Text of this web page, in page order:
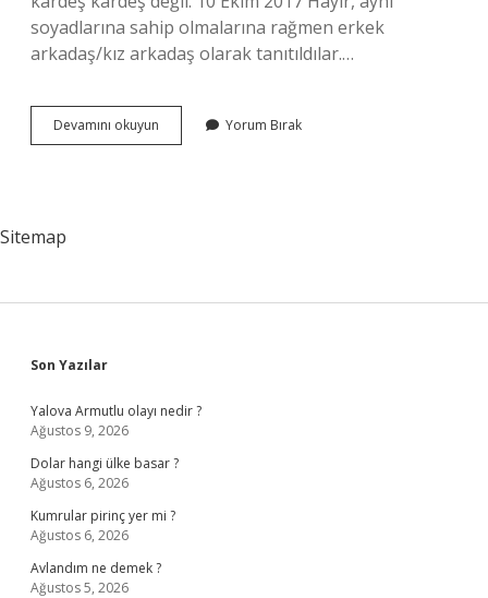
soyadlarına sahip olmalarına rağmen erkek
arkadaş/kız arkadaş olarak tanıtıldılar.…
Devamını okuyun
Mouse
Yorum Bırak
Sitemap
Sidebar
Son Yazılar
Yalova Armutlu olayı nedir ?
Ağustos 9, 2026
Dolar hangi ülke basar ?
Ağustos 6, 2026
Kumrular pirinç yer mi ?
Ağustos 6, 2026
Avlandım ne demek ?
Ağustos 5, 2026